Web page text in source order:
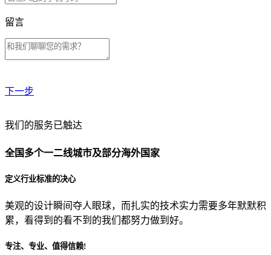
留言
下一步
贵公司预算范围是？
贵公司的团队规模是？
目前主要的营销渠道是？
我们的服务已触达
全国多个一二线城市及部分海外国家
定义行业标准的决心
美观的设计瞬间夺人眼球，而扎实的技术实力需要多年默默积
累，看得到的看不到的我们都努力做到好。
专注、专业、值得信赖!